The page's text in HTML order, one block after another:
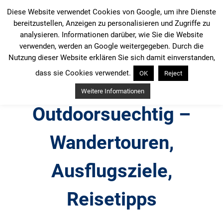
Inhalt
springen
Outdoorsuechtig –
Wandertouren,
Ausflugsziele,
Reisetipps
Diese Website verwendet Cookies von Google, um ihre Dienste
bereitzustellen, Anzeigen zu personalisieren und Zugriffe zu
analysieren. Informationen darüber, wie Sie die Website
verwenden, werden an Google weitergegeben. Durch die
Nutzung dieser Website erklären Sie sich damit einverstanden,
dass sie Cookies verwendet.
OK Reject
Weitere Informationen